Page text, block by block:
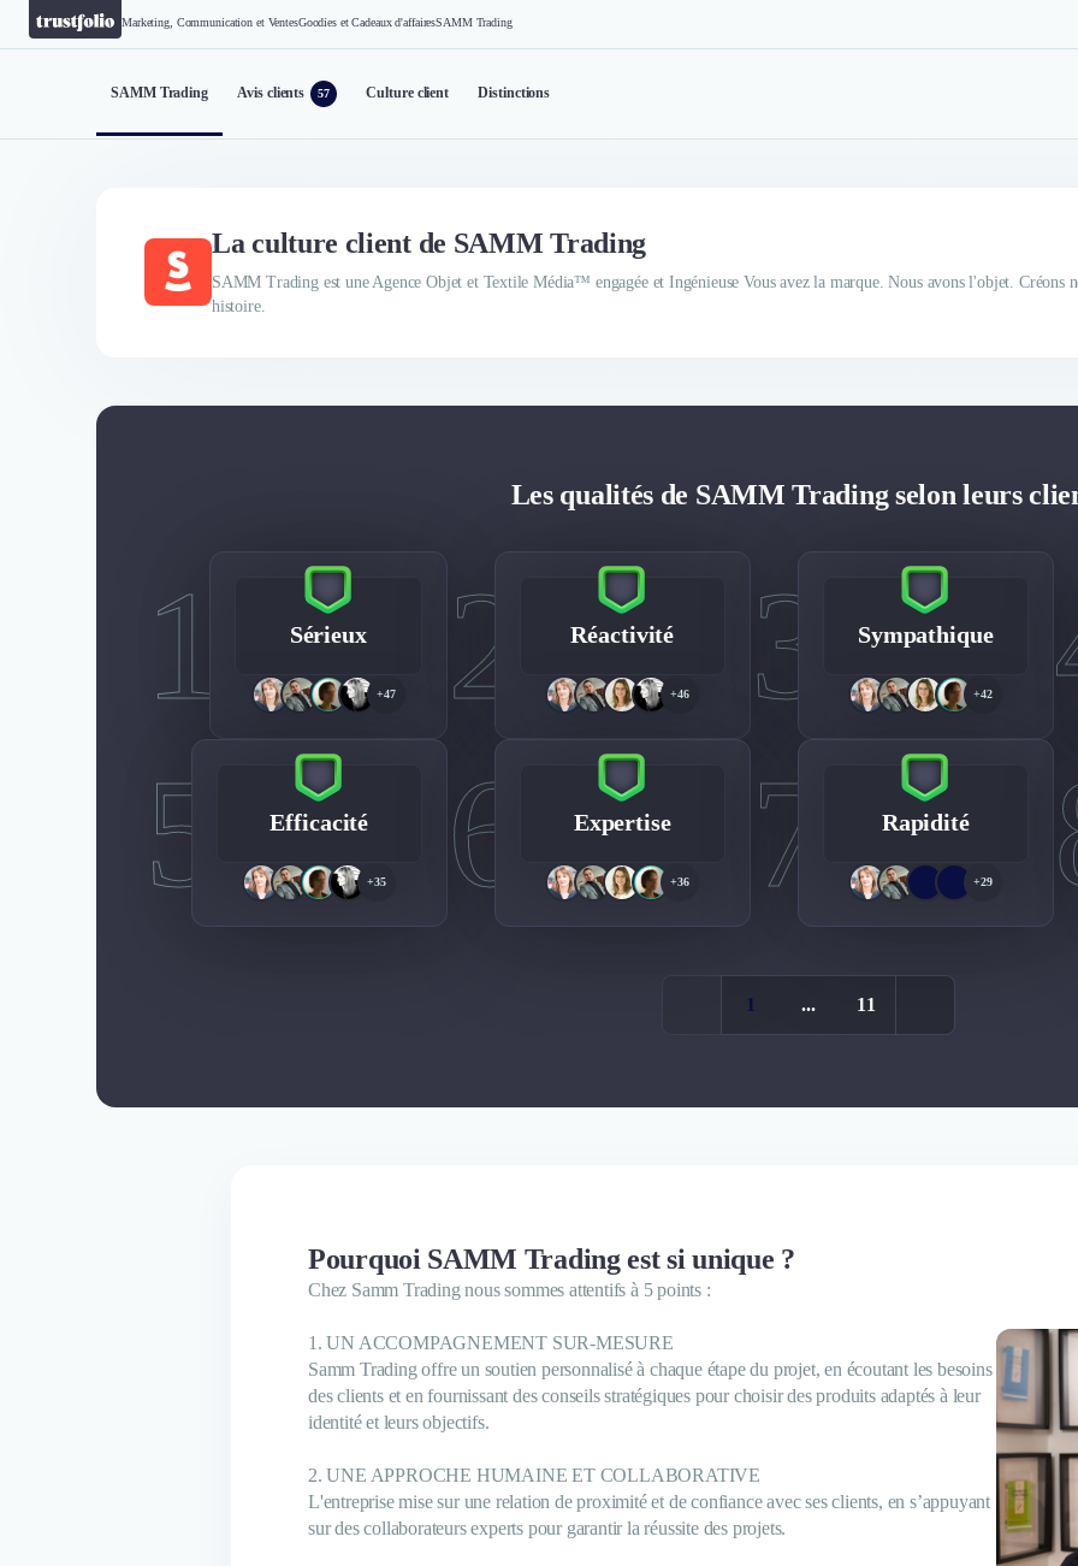
Marketing, Communication et VentesGoodies et Cadeaux d'affairesSAMM Trading
SAMM Trading Avis clients 57 Culture client Distinctions
La culture client de SAMM Trading
SAMM Trading est une Agence Objet et Textile Média™ engagée et Ingénieuse Vous avez la marque. Nous avons l'objet. Créons
histoire.
Les qualités de SAMM Trading selon leurs
1 Sérieux
+47 2 Réactivité
+46 3 Sympathique
+42
5
Efficacité
+35 6 Expertise
+36 7 Rapidité
+29
1 ... 11
Pourquoi SAMM Trading est si unique ?
Chez Samm Trading nous sommes attentifs à 5 points :
1. UN ACCOMPAGNEMENT SUR-MESURE
Samm Trading offre un soutien personnalisé à chaque étape du projet, en écoutant les besoins
des clients et en fournissant des conseils stratégiques pour choisir des produits adaptés à leur
identité et leurs objectifs.
2. UNE APPROCHE HUMAINE ET COLLABORATIVE
L'entreprise mise sur une relation de proximité et de confiance avec ses clients, en s’appuyant
sur des collaborateurs experts pour garantir la réussite des projets.